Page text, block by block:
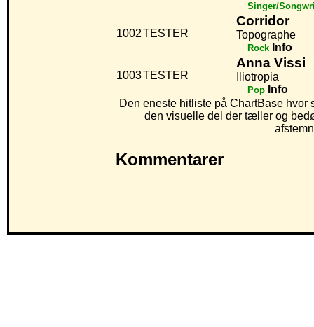
Singer/
1002TESTER
Corridor
Topographe
Rock Info
1003TESTER
Anna Vissi
Iliotropia
Pop Info
Den eneste hitliste på ChartBase hvor
den visuelle del der tæller og
Kommentarer